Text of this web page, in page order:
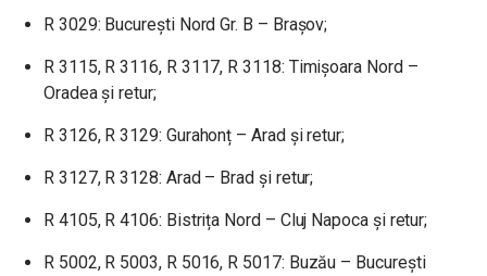
R 3029: București Nord Gr. B – Brașov;
R 3115, R 3116, R 3117, R 3118: Timișoara Nord –
Oradea și retur;
R 3126, R 3129: Gurahonț – Arad și retur;
R 3127, R 3128: Arad – Brad și retur;
R 4105, R 4106: Bistrița Nord – Cluj Napoca și retur;
R 5002, R 5003, R 5016, R 5017: Buzău – București